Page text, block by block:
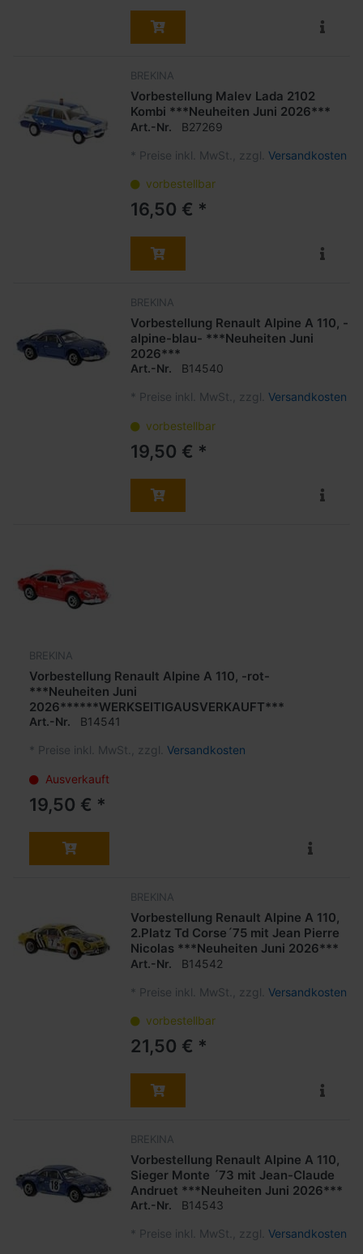
BREKINA
Vorbestellung Malev Lada 2102
Kombi ***Neuheiten Juni 2026***
Art.-Nr. B27269
* Preise inkl. MwSt., zzgl. Versandkosten
vorbestellbar
16,50 € *
BREKINA
Vorbestellung Renault Alpine A 110, -
alpine-blau- ***Neuheiten Juni
2026***
Art.-Nr. B14540
* Preise inkl. MwSt., zzgl. Versandkosten
vorbestellbar
19,50 € *
BREKINA
Vorbestellung Renault Alpine A 110, -rot-
***Neuheiten Juni
2026******WERKSEITIGAUSVERKAUFT***
Art.-Nr. B14541
* Preise inkl. MwSt., zzgl. Versandkosten
Ausverkauft
19,50 € *
BREKINA
Vorbestellung Renault Alpine A 110,
2.Platz Td Corse´75 mit Jean Pierre
Nicolas ***Neuheiten Juni 2026***
Art.-Nr. B14542
* Preise inkl. MwSt., zzgl. Versandkosten
vorbestellbar
21,50 € *
BREKINA
Vorbestellung Renault Alpine A 110,
Sieger Monte ´73 mit Jean-Claude
Andruet ***Neuheiten Juni 2026***
Art.-Nr. B14543
* Preise inkl. MwSt., zzgl. Versandkosten